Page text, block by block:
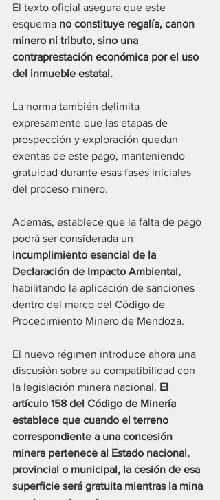
El texto oficial asegura que este
esquema no constituye regalía, canon
minero ni tributo, sino una
contraprestación económica por el uso
del inmueble estatal.
La norma también delimita
expresamente que las etapas de
prospección y exploración quedan
exentas de este pago, manteniendo
gratuidad durante esas fases iniciales
del proceso minero.
Además, establece que la falta de pago
podrá ser considerada un
incumplimiento esencial de la
Declaración de Impacto Ambiental,
habilitando la aplicación de sanciones
dentro del marco del Código de
Procedimiento Minero de Mendoza.
El nuevo régimen introduce ahora una
discusión sobre su compatibilidad con
la legislación minera nacional. El
artículo 158 del Código de Minería
establece que cuando el terreno
correspondiente a una concesión
minera pertenece al Estado nacional,
provincial o municipal, la cesión de esa
superficie será gratuita mientras la mina